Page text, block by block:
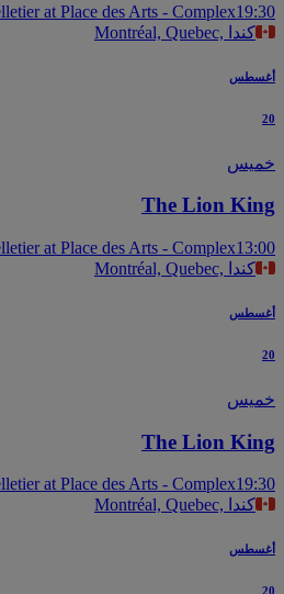
Pelletier at Place des Arts - Complex
Montréal, Quebec, كندا
The Lion
Pelletier at Place des Arts - Complex
Montréal, Quebec, كندا
The Lion
Pelletier at Place des Arts - Complex
Montréal, Quebec, كندا